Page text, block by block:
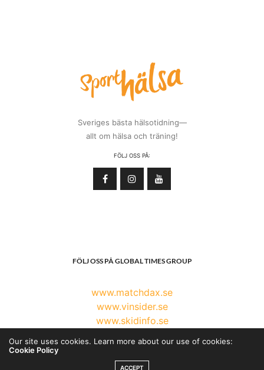
Sveriges bästa hälsotidning—
allt om hälsa och träning!
FÖLJ OSS PÅ:
FÖLJ OSS PÅ GLOBAL TIMES GROUP
www.matchdax.se
www.vinsider.se
www.skidinfo.se
Our site uses cookies. Learn more about our use of cookies:
Cookie Policy
ACCEPT